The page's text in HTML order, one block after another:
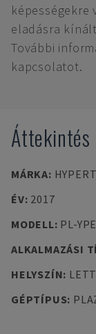
eladásra
További
kapcsolatot.
Áttekintés
MÁRKA:
ÉV: 2017
MODELL: PL-
ALKALMAZÁSI
HELYSZÍN:
GÉPTÍPUS: